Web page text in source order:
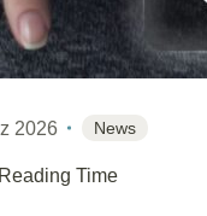
2026 News
Time